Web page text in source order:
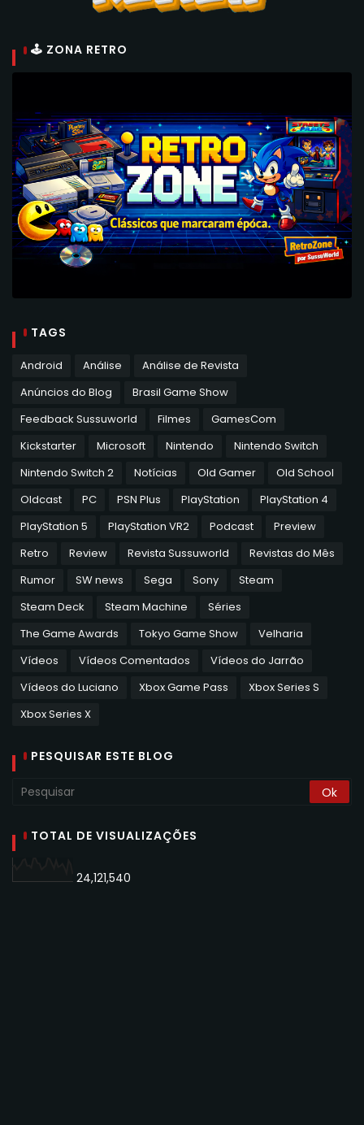
🕹 ZONA RETRO
TAGS
Android Análise
Análise de Revista
Anúncios do Blog
Brasil Game Show
Feedback Sussuworld
Filmes
GamesCom
Kickstarter
Microsoft Nintendo
Nintendo Switch
Nintendo Switch 2
Notícias Old Gamer
Old School
Oldcast
PC PSN Plus PlayStation
PlayStation 4
PlayStation 5
PlayStation VR2 Podcast
Preview
Retro
Review Revista Sussuworld
Revistas do Mês
Rumor
SW news Sega Sony
Steam
Steam Deck
Steam Machine
Séries
The Game Awards
Tokyo Game Show
Velharia
Vídeos
Vídeos Comentados
Vídeos do Jarrão
Vídeos do Luciano
Xbox Game Pass
Xbox Series S
Xbox Series X
PESQUISAR ESTE BLOG
TOTAL DE VISUALIZAÇÕES
24,121,540